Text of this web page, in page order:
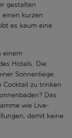
gestalten
kurzen
es kaum eine
einem
Hotels. Die
Sonnenliege.
Cocktail zu trinken
Das
wie Live-
damit keine